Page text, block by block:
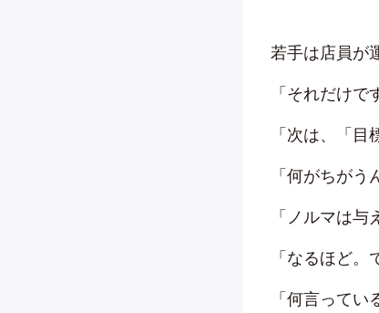
若手は店員が
「それだけで
「次は、「
「何がちがう
「ノルマは
「なるほど。
「何言って